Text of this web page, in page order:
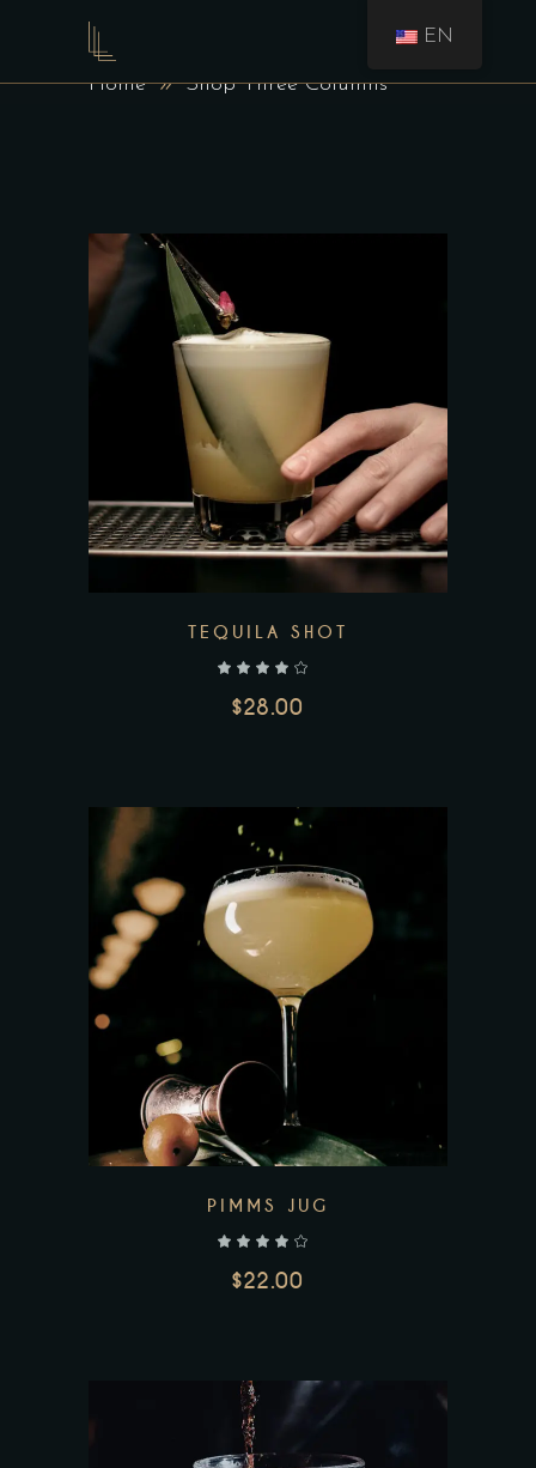
Home Shop Three Columns
AJOUTER AU PANIER
TEQUILA SHOT
$28.00
AJOUTER AU PANIER
PIMMS JUG
$22.00
EN